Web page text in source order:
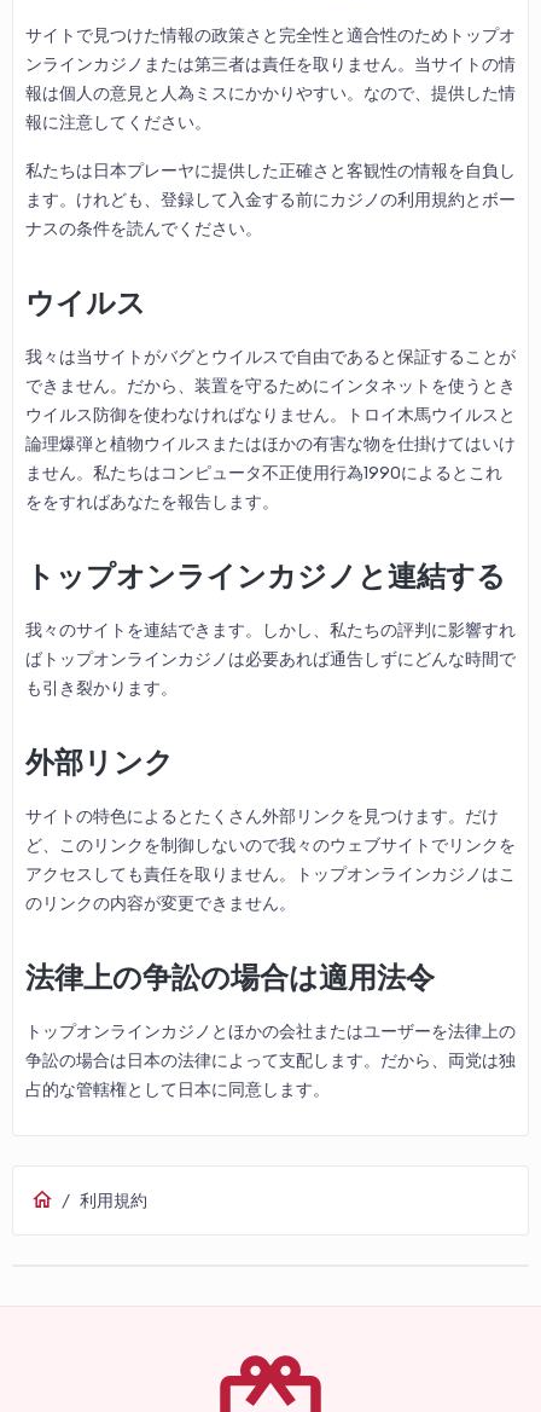
サイトで見つけた情報の政策さと完全性と適合性のためトップオ
ンラインカジノまたは第三者は責任を取りません。当サイトの情
報は個人の意見と人為ミスにかかりやすい。なので、提供した情
報に注意してください。
私たちは日本プレーヤに提供した正確さと客観性の情報を自負し
ます。けれども、登録して入金する前にカジノの利用規約とボー
ナスの条件を読んでください。
ウイルス
我々は当サイトがバグとウイルスで自由であると保証することが
できません。だから、装置を守るためにインタネットを使うとき
ウイルス防御を使わなければなりません。トロイ木馬ウイルスと
論理爆弾と植物ウイルスまたはほかの有害な物を仕掛けてはいけ
ません。私たちはコンピュータ不正使用行為1990によるとこれ
ををすればあなたを報告します。
トップオンラインカジノ と連結する
我々のサイトを連結できます。しかし、私たちの評判に影響すれ
ばトップオンラインカジノは必要あれば通告しずにどんな時間で
も引き裂かります。
外部リンク
サイトの特色によるとたくさん外部リンクを見つけます。だけ
ど、このリンクを制御しないので我々のウェブサイトでリンクを
アクセスしても責任を取りません。トップオンラインカジノはこ
のリンクの内容が変更できません。
法律上の争訟の場合は適用法令
トップオンラインカジノとほかの会社またはユーザーを法律上の
争訟の場合は日本の法律によって支配します。だから、両党は独
占的な管轄権として日本に同意します。
/ 利用規約